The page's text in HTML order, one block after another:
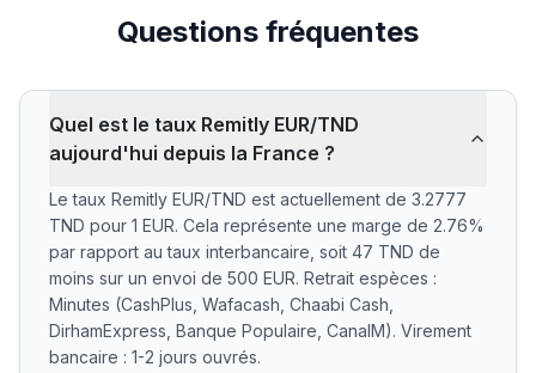
Questions fréquentes
Quel est le taux Remitly EUR/TND
aujourd'hui depuis la France ?
Le taux Remitly EUR/TND est actuellement de 3.2777
TND pour 1 EUR. Cela représente une marge de 2.76%
par rapport au taux interbancaire, soit 47 TND de
moins sur un envoi de 500 EUR. Retrait espèces :
Minutes (CashPlus, Wafacash, Chaabi Cash,
DirhamExpress, Banque Populaire, CanalM). Virement
bancaire : 1-2 jours ouvrés.